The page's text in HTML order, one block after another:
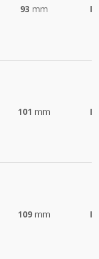
93 mm
101 mm
109 mm